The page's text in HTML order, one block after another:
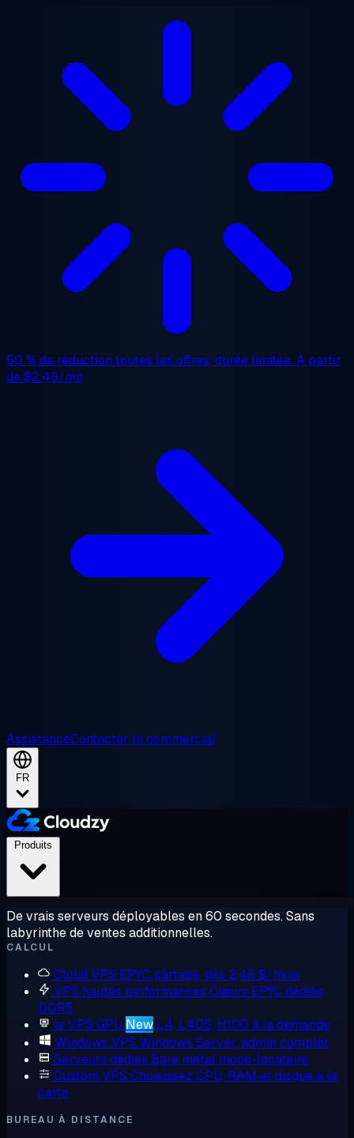
50 % de réduction toutes les offres, durée limitée. À partir
de$2.48/mo
AssistanceContacter le commercial
FR
De vrais serveurs déployables en 60 secondes. Sans
labyrinthe de ventes additionnelles.
CALCUL
Cloud VPS EPYC partagé, dès 2,48 $/mois
VPS hautes performances Cœurs EPYC dédiés,
DDR5
le VPS GPU New L4, L40S, H100 à la demande
Windows VPS Windows Server, admin complet
Serveurs dédiés Bare metal mono-locataire
Custom VPS Choisissez CPU, RAM et disque à la
carte
BUREAU À DISTANCE